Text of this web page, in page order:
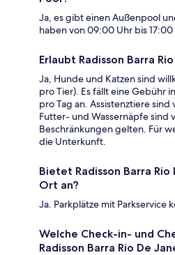
Ja, es gibt einen Außenpool
haben von 09:00 Uhr bis
Erlaubt Radisson Barra
Ja, Hunde und Katzen sind
pro Tier). Es fällt eine Gebühr
pro Tag an. Assistenztiere
Futter- und Wassernäpfe sind
Beschränkungen gelten. Für
die Unterkunft.
Bietet Radisson Barra
Ort an?
Ja. Parkplätze mit Parkservice
Welche Check-in- und
Radisson Barra Rio De